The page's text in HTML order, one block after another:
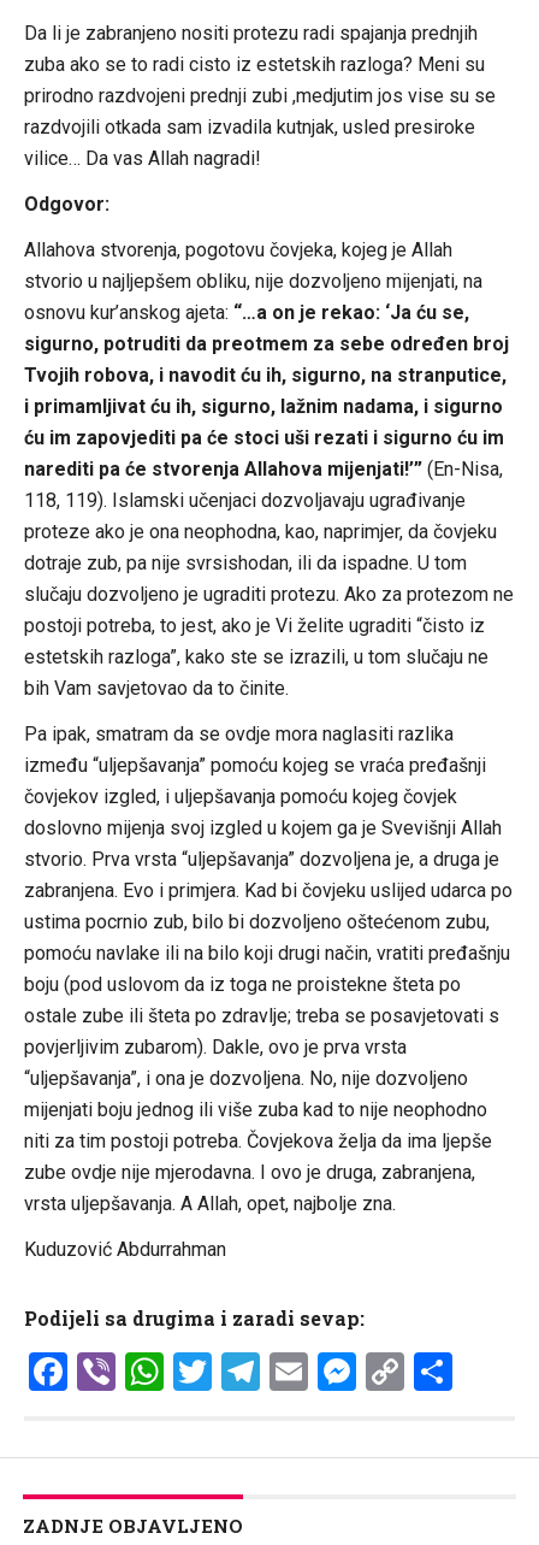
Da li je zabranjeno nositi protezu radi spajanja prednjih
zuba ako se to radi cisto iz estetskih razloga? Meni su
prirodno razdvojeni prednji zubi ,medjutim jos vise su se
razdvojili otkada sam izvadila kutnjak, usled presiroke
vilice… Da vas Allah nagradi!
Odgovor:
Allahova stvorenja, pogotovu čovjeka, kojeg je Allah
stvorio u najljepšem obliku, nije dozvoljeno mijenjati, na
osnovu kur’anskog ajeta: “…a on je rekao: ‘Ja ću se,
sigurno, potruditi da preotmem za sebe određen broj
Tvojih robova, i navodit ću ih, sigurno, na stranputice,
i primamljivat ću ih, sigurno, lažnim nadama, i sigurno
ću im zapovjediti pa će stoci uši rezati i sigurno ću im
narediti pa će stvorenja Allahova mijenjati!’”(En-Nisa,
118, 119). Islamski učenjaci dozvoljavaju ugrađivanje
proteze ako je ona neophodna, kao, naprimjer, da čovjeku
dotraje zub, pa nije svrsishodan, ili da ispadne. U tom
slučaju dozvoljeno je ugraditi protezu. Ako za protezom ne
postoji potreba, to jest, ako je Vi želite ugraditi “čisto iz
estetskih razloga”, kako ste se izrazili, u tom slučaju ne
bih Vam savjetovao da to činite.
Pa ipak, smatram da se ovdje mora naglasiti razlika
između “uljepšavanja” pomoću kojeg se vraća pređašnji
čovjekov izgled, i uljepšavanja pomoću kojeg čovjek
doslovno mijenja svoj izgled u kojem ga je Svevišnji Allah
stvorio. Prva vrsta “uljepšavanja” dozvoljena je, a druga je
zabranjena. Evo i primjera. Kad bi čovjeku uslijed udarca po
ustima pocrnio zub, bilo bi dozvoljeno oštećenom zubu,
pomoću navlake ili na bilo koji drugi način, vratiti pređašnju
boju (pod uslovom da iz toga ne proistekne šteta po
ostale zube ili šteta po zdravlje; treba se posavjetovati s
povjerljivim zubarom). Dakle, ovo je prva vrsta
“uljepšavanja”, i ona je dozvoljena. No, nije dozvoljeno
mijenjati boju jednog ili više zuba kad to nije neophodno
niti za tim postoji potreba. Čovjekova želja da ima ljepše
zube ovdje nije mjerodavna. I ovo je druga, zabranjena,
vrsta uljepšavanja. A Allah, opet, najbolje zna.
Kuduzović Abdurrahman
Podijeli sa drugima i zaradi sevap:
Facebook
ViberWhatsApp
Twitter
Telegram
EmailCopy
ZADNJE OBJAVLJENO